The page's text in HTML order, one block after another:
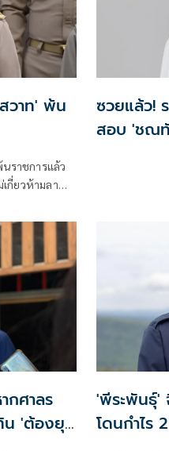
วาท' พ้น
ราชการแล้ว
กี่ยวห้ามลา
ซวยแล้ว!
สอบ 'ชณ
กศาลร
น 'ต้องยุบ
'พีระพันธุ์'
โดนกำไร